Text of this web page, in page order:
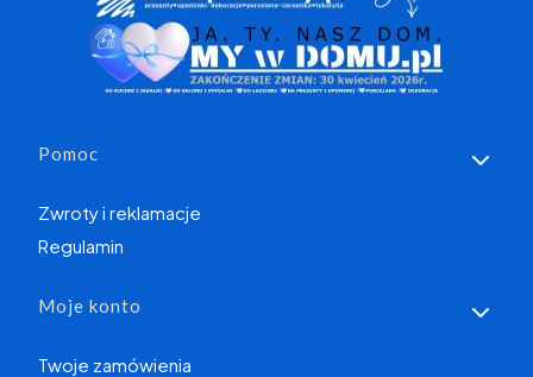
Linki w stopce
Pomoc
Zwroty i reklamacje
Regulamin
Moje konto
Twoje zamówienia